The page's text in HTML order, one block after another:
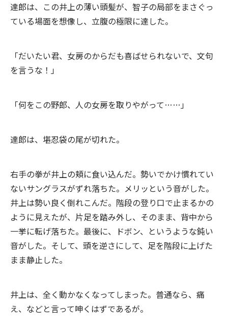
達郎は、この井上の薄い頭髪が、智子の局部をまさぐっ
ている場面を想像し、立腹の極限に達した。
「だいたい君、女房のからだも喜ばせられないで、文句
を言うな！」
「何をこの野郎、人の女房を取りやがって……」
達郎は、堪忍袋の尾が切れた。
右手の拳が井上の頬に食い込んだ。勢いでかけ慣れてい
ないサングラスがずれ落ちた。メリッという音がした。
井上は勢い良く倒れこんだ。階段の登り口で止まるかの
ように見えたが、片足を踏み外し、そのまま、背中から
一挙に転げ落ちた。最後に、ドボン、というような鈍い
音がした。そして、頭を逆さにして、足を階段に上げた
まま静止した。
井上は、全く動かなくなってしまった。普通なら、痛
え、などと言って呻くはずであるが。